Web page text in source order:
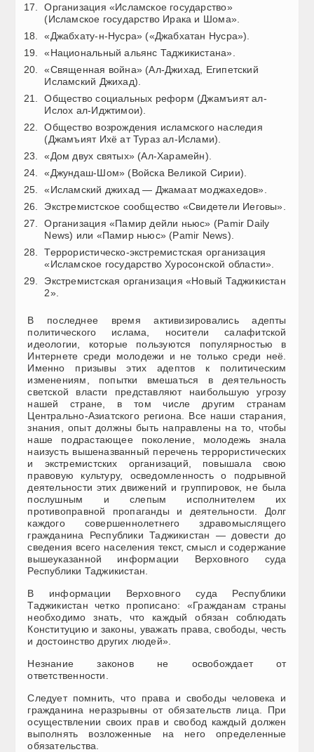
Организация «Исламское государство»
(Исламское государство Ирака и Шома».
«Джабхату-н-Нусра» («Джабхатан Нусра»).
«Национальный альянс Таджикистана».
«Священная война» (Ал-Джихад, Египетский
Исламский Джихад).
Общество социальных реформ (Джамъият ал-
Ислох ал-Иджтимои).
Общество возрождения исламского наследия
(Джамъият Ихё ат Тураз ал-Ислами).
«Дом двух святых» (Ал-Харамейн).
«Джундаш-Шом» (Войска Великой Сирии).
«Исламский джихад — Джамаат моджахедов».
Экстремистское сообщество «Свидетели Иеговы».
Организация «Памир дейли ньюс» (Pamir Daily
News) или «Памир ньюс» (Pamir News).
Террористическо-экстремистская организация
«Исламское государство Хуросонской области».
Экстремистская организация «Новый Таджикистан
2».
В последнее время активизировались адепты
политического ислама, носители салафитской
идеологии, которые пользуются популярностью в
Интернете среди молодежи и не только среди неё.
Именно призывы этих адептов к политическим
изменениям, попытки вмешаться в деятельность
светской власти представляют наибольшую угрозу
нашей стране, в том числе другим странам
Центрально-Азиатского региона. Все наши старания,
знания, опыт должны быть направлены на то, чтобы
наше подрастающее поколение, молодежь знала
наизусть вышеназванный перечень террористических
и экстремистских организаций, повышала свою
правовую культуру, осведомленность о подрывной
деятельности этих движений и группировок, не была
послушным и слепым исполнителем их
противоправной пропаганды и деятельности. Долг
каждого совершеннолетнего здравомыслящего
гражданина Республики Таджикистан — довести до
сведения всего населения текст, смысл и содержание
вышеуказанной информации Верховного суда
Республики Таджикистан.
В информации Верховного суда Республики
Таджикистан четко прописано: «Гражданам страны
необходимо знать, что каждый обязан соблюдать
Конституцию и законы, уважать права, свободы, честь
и достоинство других людей».
Незнание законов не освобождает от
ответственности.
Следует помнить, что права и свободы человека и
гражданина неразрывны от обязательств лица. При
осуществлении своих прав и свобод каждый должен
выполнять возложенные на него определенные
обязательства.